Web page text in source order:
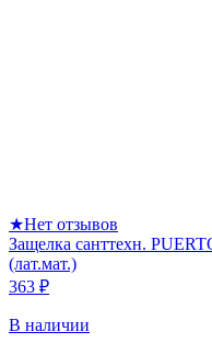
★Нет отзывов
Защелка санттехн.
(лат.мат.)
363 ₽
В наличии